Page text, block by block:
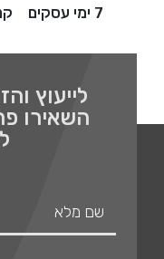
7 ימי עסקים
לייעוץ
השאירו